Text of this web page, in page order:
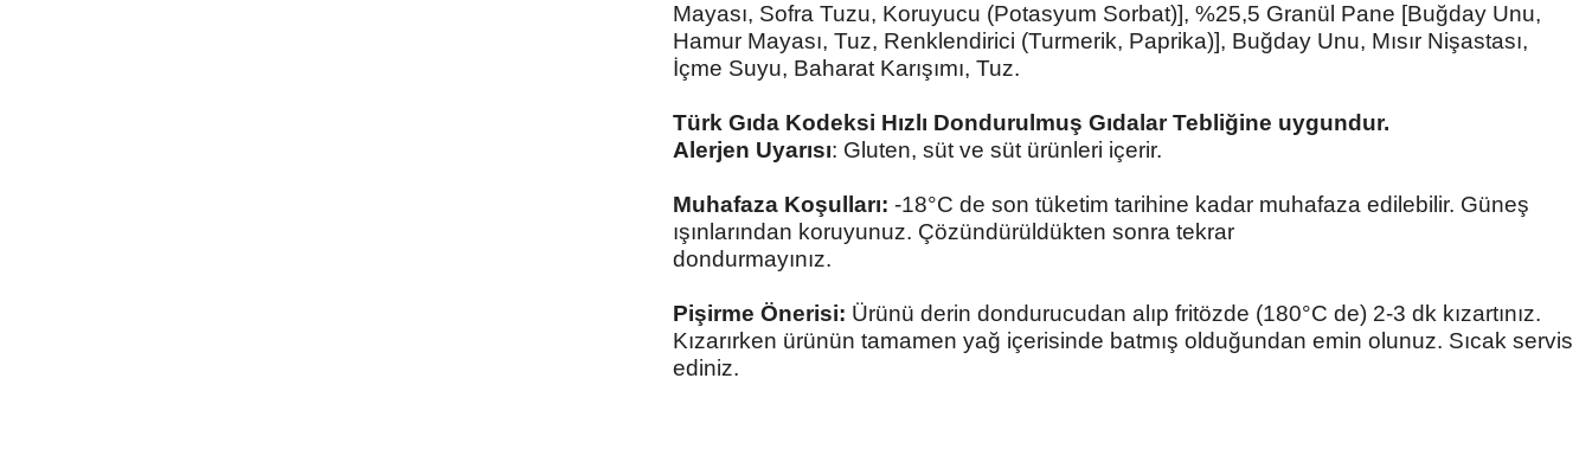
Mayası, Sofra Tuzu, Koruyucu (Potasyum Sorbat)], %25,5 Granül Pane [Buğday Unu,
Hamur Mayası, Tuz, Renklendirici (Turmerik, Paprika)], Buğday Unu, Mısır Nişastası,
İçme Suyu, Baharat Karışımı, Tuz.
Türk Gıda Kodeksi Hızlı Dondurulmuş Gıdalar Tebliğine uygundur.
Alerjen Uyarısı: Gluten, süt ve süt ürünleri içerir.
Muhafaza Koşulları: -18°C de son tüketim tarihine kadar muhafaza edilebilir. Güneş
ışınlarından koruyunuz. Çözündürüldükten sonra tekrar
dondurmayınız.
Pişirme Önerisi: Ürünü derin dondurucudan alıp fritözde (180°C de) 2-3 dk kızartınız.
Kızarırken ürünün tamamen yağ içerisinde batmış olduğundan emin olunuz. Sıcak servis
ediniz.